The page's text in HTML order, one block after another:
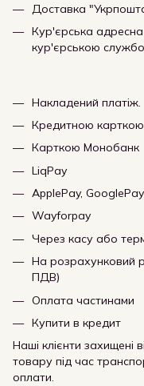
Доставка
Кур'єрська
кур'єрською
Накладений платіж.
Кредитною
Карткою Монобанк
LiqPay
ApplePay, GooglePay
Wayforpay
Через касу або
На розрахунковий
ПДВ)
Оплата частинами
Купити в кредит
Наші клієнти захищені
товару під час
оплати.